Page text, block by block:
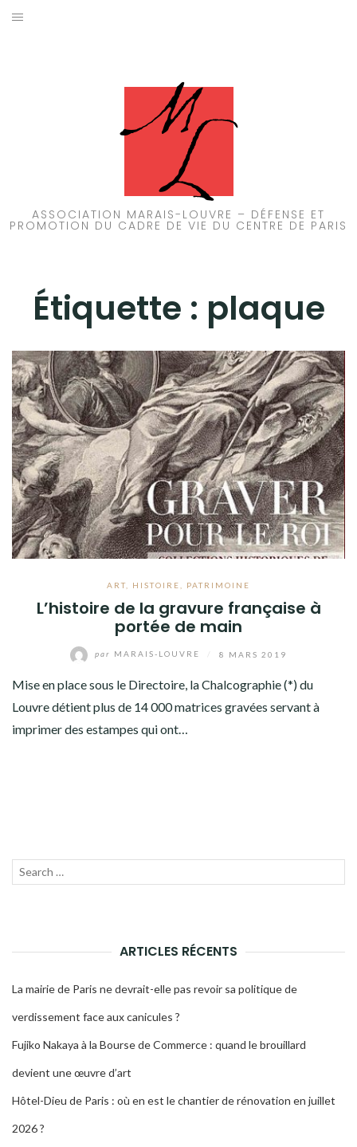
Aller
ASSOCIATION MARAIS-LOUVRE – DÉFENSE ET
PROMOTION DU CADRE DE VIE DU CENTRE DE PARIS
Étiquette : plaque
ART HISTOIRE PATRIMOINE
L’histoire de la gravure française à
portée de main
par MARAIS-LOUVRE 8 MARS 2019
Mise en place sous le Directoire, la Chalcographie (*) du
Louvre détient plus de 14 000 matrices gravées servant à
imprimer des estampes qui ont…
Recherche
ARTICLES RÉCENTS
La mairie de Paris ne devrait-elle pas revoir sa politique de
verdissement face aux canicules ?
Fujiko Nakaya à la Bourse de Commerce : quand le brouillard
devient une œuvre d’art
Hôtel-Dieu de Paris : où en est le chantier de rénovation en juillet
2026 ?